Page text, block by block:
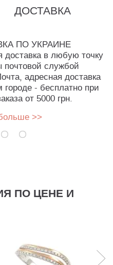
ДОСТАВКА
ПО УКРАИНЕ
доставка в любую точку
почтовой службой
адресная доставка
- бесплатно при
от 5000 грн.
>>
ПО ЦЕНЕ И